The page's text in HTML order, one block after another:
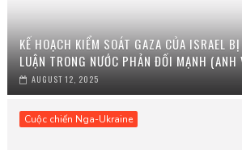
KẾ HOẠCH KIỂM SOÁT GAZA CỦA ISRAEL
LUẬN TRONG NƯỚC PHẢN ĐỐI MẠNH (ANH
AUGUST 12, 2025
Cuộc chiến Nga-Ukraine